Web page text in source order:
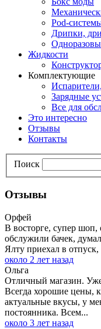
Pod-
Дрипки,
Жидкости
Комплектующие
Зарядные
Все для
Это интересно
Отзывы
Контакты
Поиск
Отзывы
Орфей
В восторге, супер шоп,
обслужили бачек,
Ялту приехал в
около 2 лет назад
Ольга
Отличный магазин.
Всегда хорошие цены,
актуальные вкусы, у
постоянника. Всем...
около 3 лет назад